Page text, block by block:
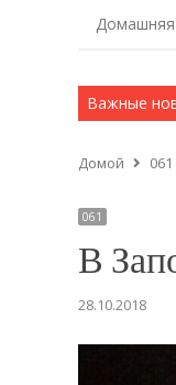
Домашняя
Важные
із Запорізької
Домой 061
061
В
28.10.2018